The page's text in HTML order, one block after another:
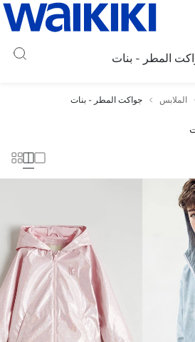
المطر - بنات
الملابس جواكت المطر - بنات